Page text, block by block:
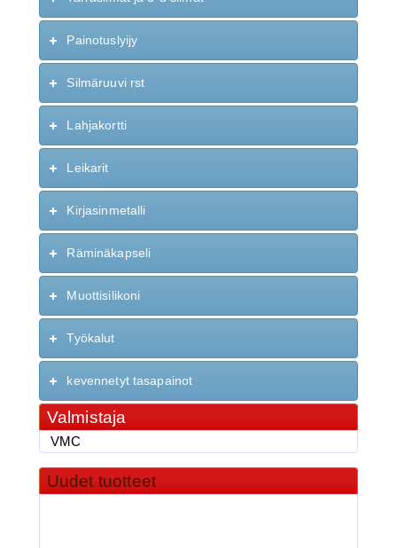
Painotuslyijy
Silmäruuvi rst
Lahjakortti
Leikarit
Kirjasinmetalli
Räminäkapseli
Muottisilikoni
Työkalut
kevennetyt tasapainot
Valmistaja
VMC
Uudet tuotteet